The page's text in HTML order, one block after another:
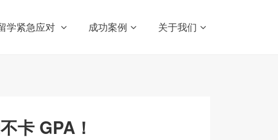
学紧急应对 成功案例 关于我们
卡 GPA！